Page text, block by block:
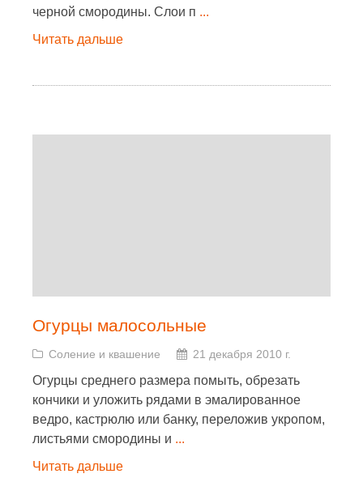
черной смородины. Слои п ...
Читать дальше
Огурцы малосольные
Соление и квашение 21 декабря 2010 г.
Огурцы среднего размера помыть, обрезать
кончики и уложить рядами в эмалированное
ведро, кастрюлю или банку, переложив укропом,
листьями смородины и ...
Читать дальше